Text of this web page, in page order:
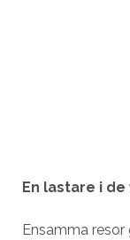
En lastare i
Ensamma